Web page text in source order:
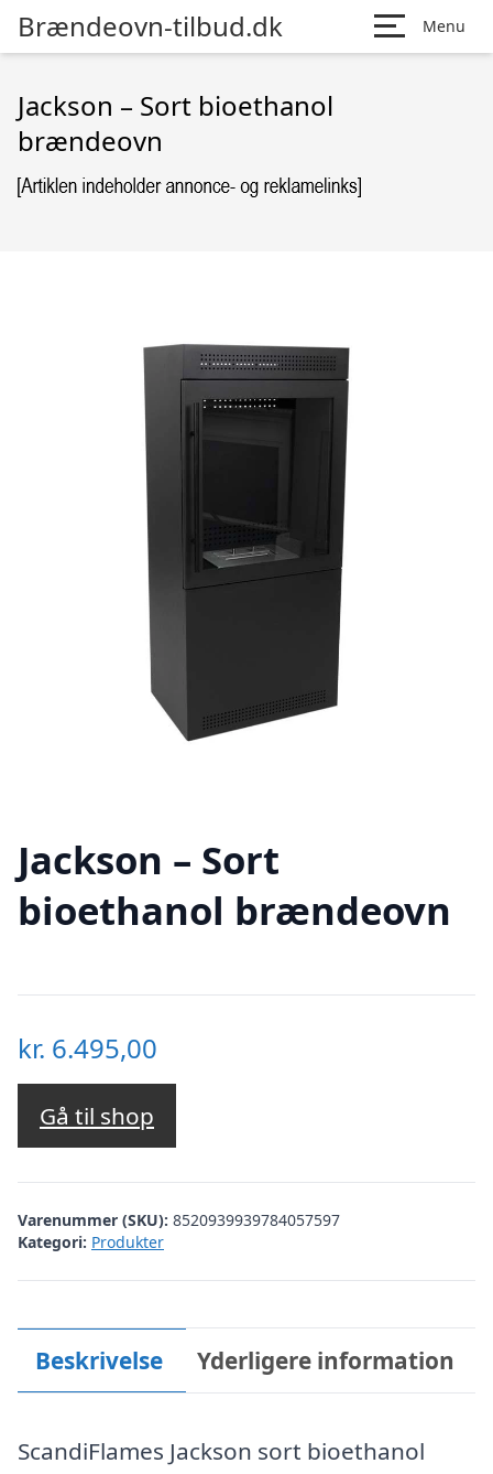
Brændeovn-tilbud.dk Menu
Jackson – Sort bioethanol
brændeovn
Jackson – Sort
bioethanol brændeovn
kr. 6.495,00
Gå til shop
Varenummer (SKU): 8520939939784057597
Kategori: Produkter
Beskrivelse Yderligere information
ScandiFlames Jackson sort bioethanol